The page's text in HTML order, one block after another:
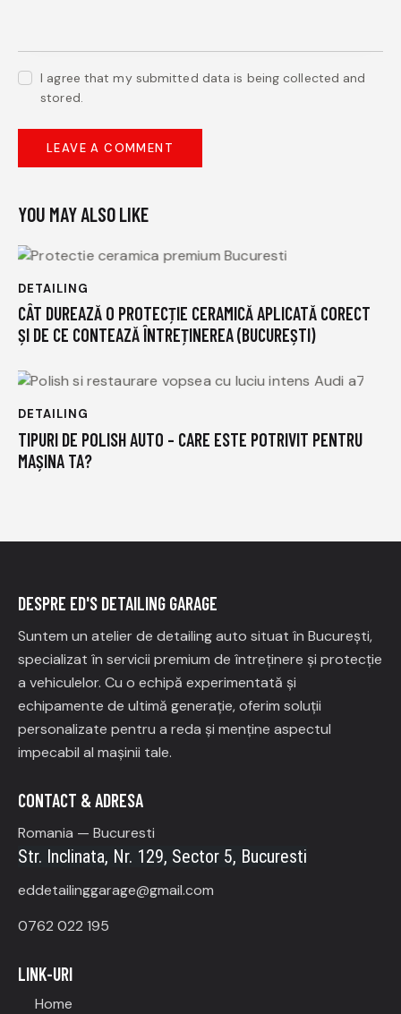
I agree that my submitted data is being collected and
stored.
YOU MAY ALSO LIKE
DETAILING
CÂT DUREAZĂ O PROTECȚIE CERAMICĂ APLICATĂ CORECT
ȘI DE CE CONTEAZĂ ÎNTREȚINEREA (BUCUREȘTI)
DETAILING
TIPURI DE POLISH AUTO – CARE ESTE POTRIVIT PENTRU
MAȘINA TA?
DESPRE ED'S DETAILING GARAGE
Suntem un atelier de detailing auto situat în București,
specializat în servicii premium de întreținere și protecție
a vehiculelor. Cu o echipă experimentată și
echipamente de ultimă generație, oferim soluții
personalizate pentru a reda și menține aspectul
impecabil al mașinii tale.
CONTACT & ADRESA
Romania — Bucuresti
Str. Inclinata, Nr. 129, Sector 5, Bucuresti
eddetailinggarage@gmail.com
0762 022 195
LINK-URI
Home